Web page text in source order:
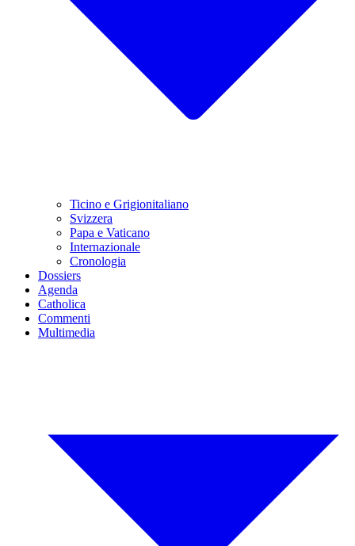
Ticino e Grigionitaliano
Svizzera
Papa e Vaticano
Internazionale
Cronologia
Dossiers
Agenda
Catholica
Commenti
Multimedia